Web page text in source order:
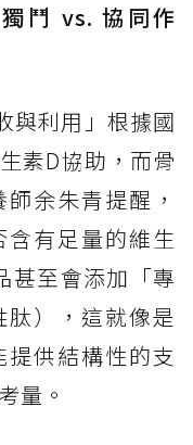
鬥 vs. 協同作
與利用」根據國
素D協助，而骨
余朱青提醒，
有足量的維生
甚至會添加「專
肽），這就像是
供結構性的支
量。